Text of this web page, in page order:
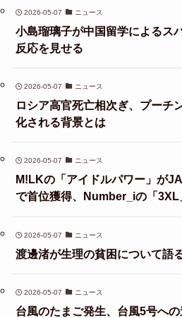
2026-05-07 ニュース
小島瑠璃子が中国留学によるス
反応を見せる
2026-05-07 ニュース
ロシア高官死亡相次ぎ、プーチ
化される背景とは
2026-05-07 ニュース
M!LKの「アイドルパワー」が
で首位獲得、Number_iの「3XL
2026-05-07 ニュース
渡邊渚が生理の貧困について語
2026-05-07 ニュース
台風のたまご発生、台風5号へ